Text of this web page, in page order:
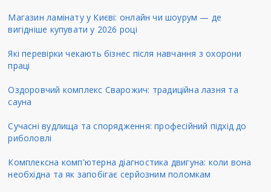
Магазин ламінату у Києві: онлайн чи шоурум — де
вигідніше купувати у 2026 році
Які перевірки чекають бізнес після навчання з охорони
праці
Оздоровчий комплекс Сварожич: традиційна лазня та
сауна
Сучасні вудлища та спорядження: професійний підхід до
риболовлі
Комплексна комп'ютерна діагностика двигуна: коли вона
необхідна та як запобігає серйозним поломкам